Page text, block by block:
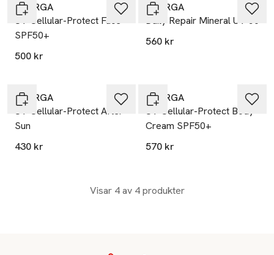
FILORGA
UV Cellular-Protect Face
SPF50+
500 kr
FILORGA
Daily Repair Mineral UV 50
560 kr
FILORGA
UV Cellular-Protect After
Sun
430 kr
FILORGA
UV Cellular-Protect Body
Cream SPF50+
570 kr
Visar 4 av 4 produkter